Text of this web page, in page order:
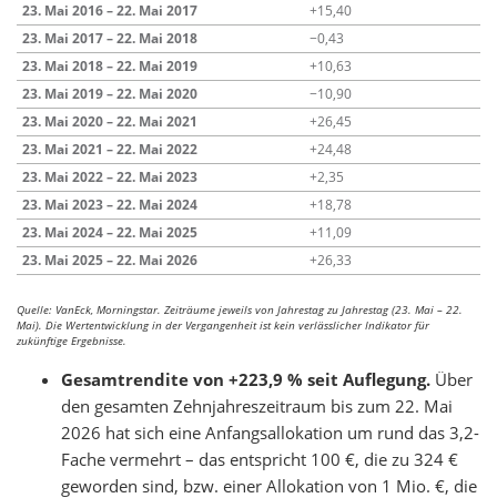
23. Mai 2016 – 22. Mai 2017
+15,40
23. Mai 2017 – 22. Mai 2018
−0,43
23. Mai 2018 – 22. Mai 2019
+10,63
23. Mai 2019 – 22. Mai 2020
−10,90
23. Mai 2020 – 22. Mai 2021
+26,45
23. Mai 2021 – 22. Mai 2022
+24,48
23. Mai 2022 – 22. Mai 2023
+2,35
23. Mai 2023 – 22. Mai 2024
+18,78
23. Mai 2024 – 22. Mai 2025
+11,09
23. Mai 2025 – 22. Mai 2026
+26,33
Quelle: VanEck, Morningstar. Zeiträume jeweils von Jahrestag zu Jahrestag (23. Mai – 22.
Mai). Die Wertentwicklung in der Vergangenheit ist kein verlässlicher Indikator für
zukünftige Ergebnisse.
Gesamtrendite von +223,9 % seit Auflegung. Über
den gesamten Zehnjahreszeitraum bis zum 22. Mai
2026 hat sich eine Anfangsallokation um rund das 3,2-
Fache vermehrt – das entspricht 100 €, die zu 324 €
geworden sind, bzw. einer Allokation von 1 Mio. €, die